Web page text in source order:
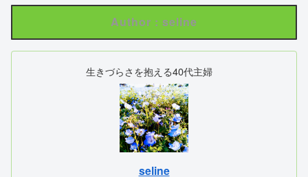
Author : seline
生きづらさを抱える40代主婦
seline